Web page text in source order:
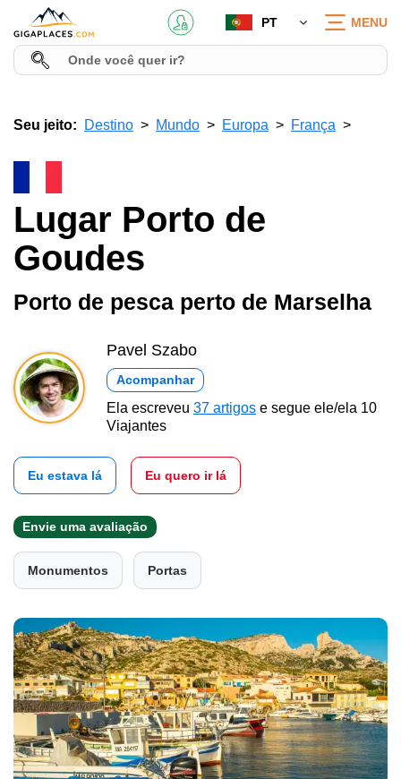
PT MENU
Seu jeito: Destino Mundo Europa França
Lugar Porto de
Goudes
Porto de pesca perto de Marselha
Pavel Szabo
Acompanhar
Ela escreveu 37 artigos e segue ele/ela 10
Viajantes
Eu estava lá Eu quero ir lá
Envie uma avaliação
Monumentos Portas